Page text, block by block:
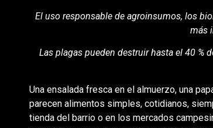
El uso responsable de agroinsumos, los
más
Las plagas pueden destruir hasta el 40 %
Una ensalada fresca en el almuerzo, una
parecen alimentos simples, cotidianos,
tienda del barrio o en los mercados